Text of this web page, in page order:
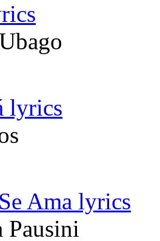
lyrics
Ama lyrics
Pausini